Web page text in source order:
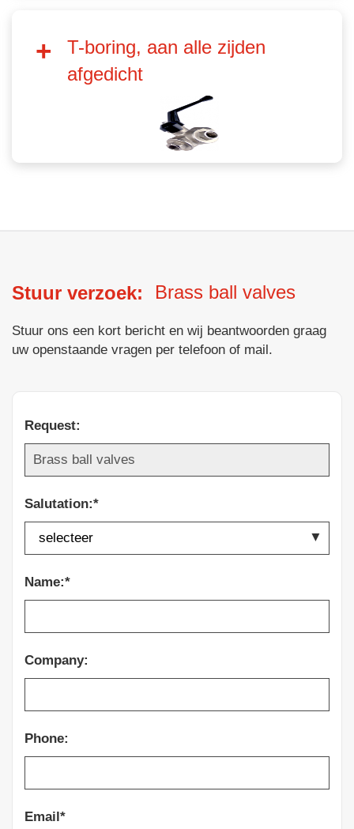
T-boring, aan alle zijden
afgedicht
Stuur verzoek: Brass ball valves
Stuur ons een kort bericht en wij beantwoorden graag
uw openstaande vragen per telefoon of mail.
Request:
Salutation:*
Name:*
Company:
Phone:
Email*